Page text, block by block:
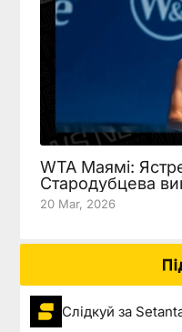
WTA Маямі:
Стародубцева
20 Mar, 2026
Слідкуй за